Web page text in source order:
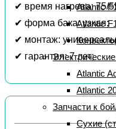
Atlantic
Atlantic
Atlantic
Atlantic
Запчасти к
Сухие
✔ время нагрева: 75/
✔ форма бака: узкая;
✔ монтаж:
✔ гарантия: 7 лет;